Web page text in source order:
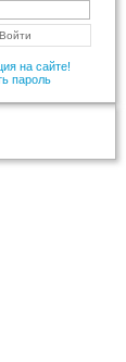
на сайте!
пароль